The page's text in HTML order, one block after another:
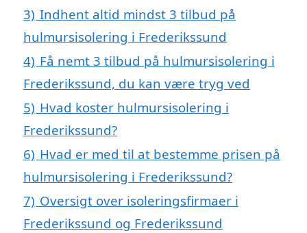
3) Indhent altid mindst 3 tilbud på
hulmursisolering i Frederikssund
4) Få nemt 3 tilbud på hulmursisolering i
Frederikssund, du kan være tryg ved
5) Hvad koster hulmursisolering i
Frederikssund?
6) Hvad er med til at bestemme prisen på
hulmursisolering i Frederikssund?
7) Oversigt over isoleringsfirmaer i
Frederikssund og Frederikssund